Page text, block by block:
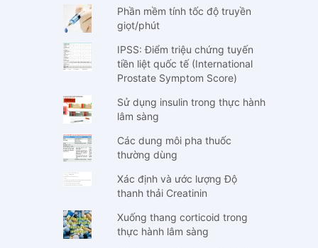
Phần mềm tính tốc độ truyền
giọt/phút
IPSS: Điểm triệu chứng tuyến
tiền liệt quốc tế (International
Prostate Symptom Score)
Sử dụng insulin trong thực hành
lâm sàng
Các dung môi pha thuốc
thường dùng
Xác định và ước lượng Độ
thanh thải Creatinin
Xuống thang corticoid trong
thực hành lâm sàng